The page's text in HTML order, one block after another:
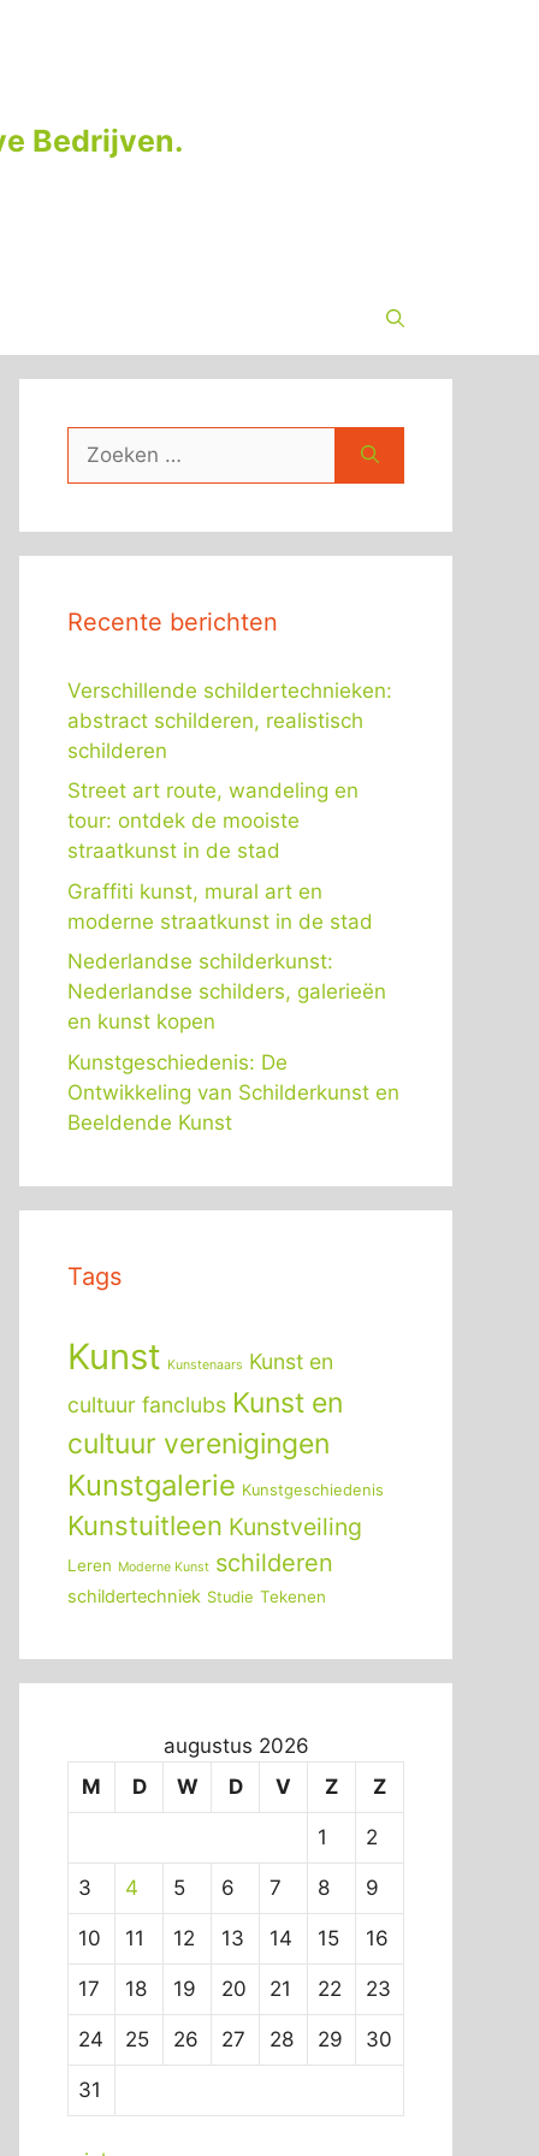
Bedrijven.
naar:
Recente berichten
Verschillende schildertechnieken:
abstract schilderen, realistisch
schilderen
Street art route, wandeling en
tour: ontdek de mooiste
straatkunst in de stad
Graffiti kunst, mural art en
moderne straatkunst in de stad
Nederlandse schilderkunst:
Nederlandse schilders, galerieën
en kunst kopen
Kunstgeschiedenis: De
Ontwikkeling van Schilderkunst en
Beeldende Kunst
Tags
Kunst Kunstenaars Kunst en
cultuur fanclubs Kunst en
cultuur verenigingen
Kunstgalerie Kunstgeschiedenis
Kunstuitleen Kunstveiling
Leren Moderne Kunst schilderen
schildertechniek Studie Tekenen
augustus 2026
M
D W D V Z Z
1 2
3 4 5 6 7 8 9
10 11 12 13 14 15 16
17 18 19 20 21 22 23
24 25 26 27 28 29 30
31